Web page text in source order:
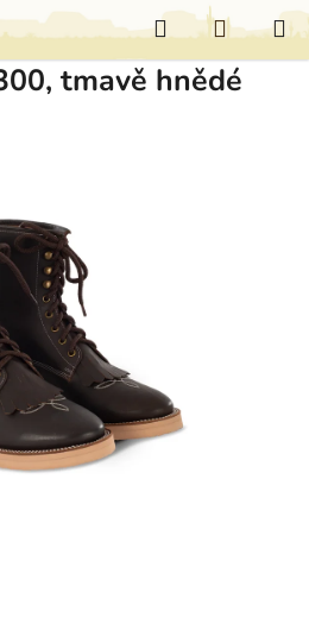
Hledat
KOŠÍK
tmavě hnědé